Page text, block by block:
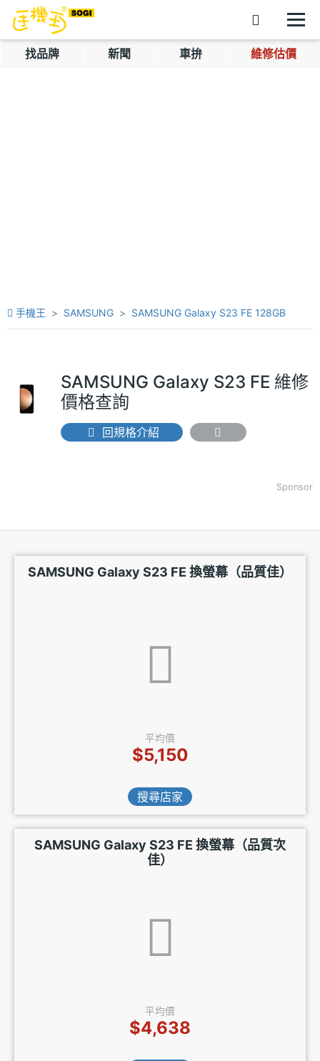
找品牌 新聞 車拚 維修估價
手機王 SAMSUNG SAMSUNG Galaxy S23 FE 128GB
SAMSUNG Galaxy S23 FE 維修
價格查詢
回規格介紹
Sponsor
SAMSUNG Galaxy S23 FE 換螢幕（品質佳）
平均價
$5,150
搜尋店家
SAMSUNG Galaxy S23 FE 換螢幕（品質次
佳）
平均價
$4,638